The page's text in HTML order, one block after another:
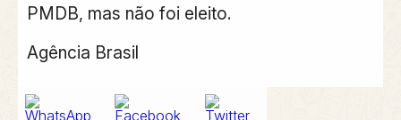
PMDB, mas não foi eleito.
Agência Brasil